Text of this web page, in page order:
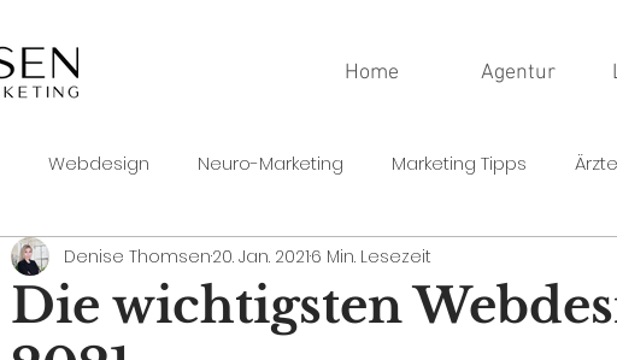
Home Agentur
Webdesign Neuro-Marketing Marketing Tipps
Die wichtigsten
Denise Thomsen20. Jan. 20216 Min. Lesezeit